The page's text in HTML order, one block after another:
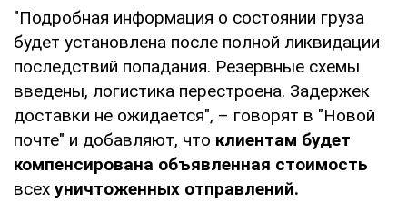
"Подробная информация о состоянии груза
будет установлена после полной ликвидации
последствий попадания. Резервные схемы
введены, логистика перестроена. Задержек
доставки не ожидается", – говорят в "Новой
почте" и добавляют, что клиентам будет
компенсирована объявленная стоимость
всех уничтоженных отправлений.